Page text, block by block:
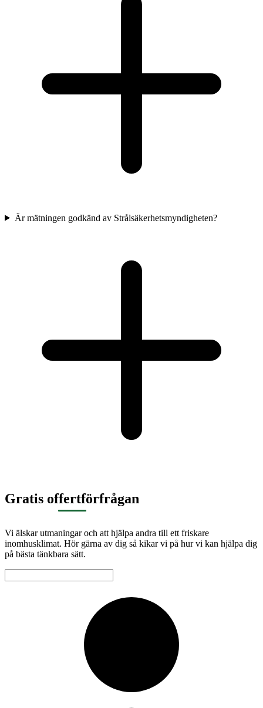
Är mätningen godkänd av Strålsäkerhetsmyndigheten?
Gratis offertförfrågan
Vi älskar utmaningar och att hjälpa andra till ett friskare
inomhusklimat. Hör gärna av dig så kikar vi på hur vi kan hjälpa dig
på bästa tänkbara sätt.